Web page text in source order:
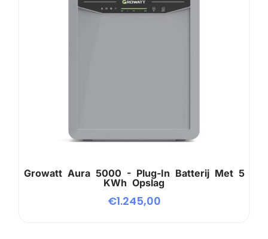
Growatt Aura 5000 - Plug-In Batterij Met 5
KWh Opslag
€1.245,00